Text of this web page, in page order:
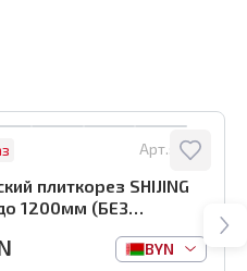
Арт.: 0761
плиткорез SHIJING
1200мм (БЕЗ
BYN